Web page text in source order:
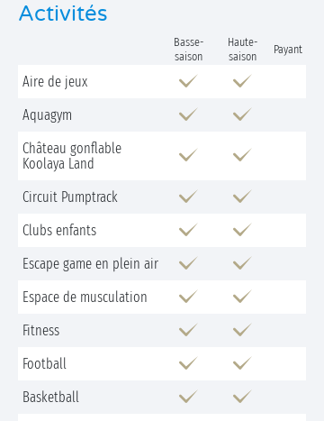
Activités
Basse-
saison
Haute-
saison
Payant
Aire de jeux
Aquagym
Château gonflable
Koolaya Land
Circuit Pumptrack
Clubs enfants
Escape game en plein air
Espace de musculation
Fitness
Football
Basketball